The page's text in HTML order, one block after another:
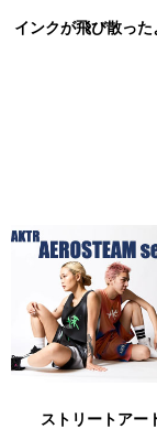
インクが飛び散っ
ストリートア